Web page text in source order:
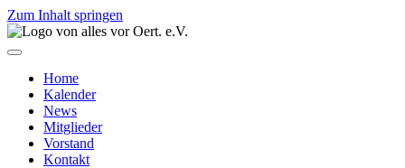
Zum Inhalt springen
Home
Kalender
News
Mitglieder
Vorstand
Kontakt